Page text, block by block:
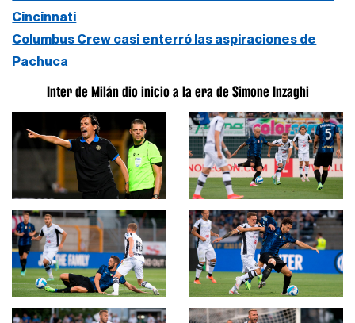
Cincinnati
Columbus Crew casi enterró las aspiraciones de
Pachuca
Inter de Milán dio inicio a la era de Simone Inzaghi